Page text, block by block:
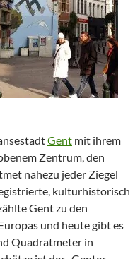
Gent mit ihrem
Zentrum, den
nahezu jeder Ziegel
kulturhistorisch
Gent zu den
und heute gibt es
Quadratmeter in